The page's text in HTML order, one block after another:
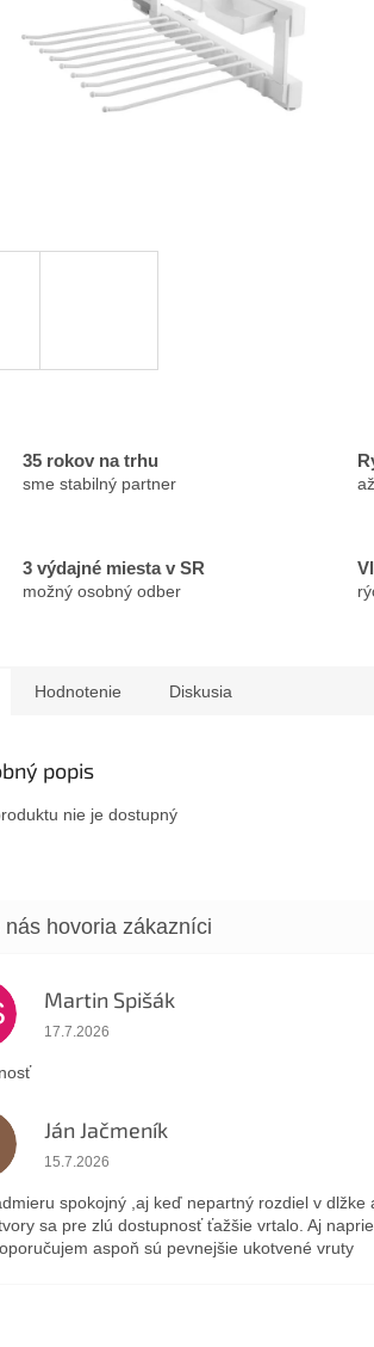
35 rokov na trhu
sme stabilný partner
3 výdajné miesta v SR
možný osobný odber
Hodnotenie Diskusia
popis
nie je dostupný
Martin Spišák
Hodnotenie obchodu je 5 z 5 hviezdičiek.
17.7.2026
Ján Jačmeník
Hodnotenie obchodu je 5 z 5 hviezdičiek.
15.7.2026
spokojný ,aj keď nepartný rozdiel v dlžke
sa pre zlú dostupnosť ťažšie vrtalo. Aj naprie
aspoň sú pevnejšie ukotvené vruty